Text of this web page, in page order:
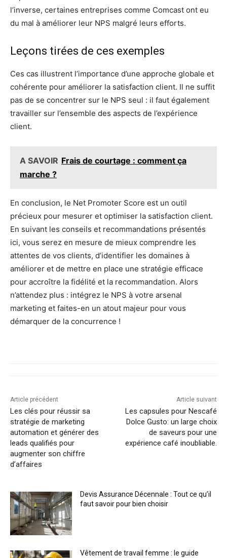
l’inverse, certaines entreprises comme Comcast ont eu
du mal à améliorer leur NPS malgré leurs efforts.
Leçons tirées de ces exemples
Ces cas illustrent l’importance d’une approche globale et
cohérente pour améliorer la satisfaction client. Il ne suffit
pas de se concentrer sur le NPS seul : il faut également
travailler sur l’ensemble des aspects de l’expérience
client.
A SAVOIR Frais de courtage : comment ça
marche ?
En conclusion, le Net Promoter Score est un outil
précieux pour mesurer et optimiser la satisfaction client.
En suivant les conseils et recommandations présentés
ici, vous serez en mesure de mieux comprendre les
attentes de vos clients, d’identifier les domaines à
améliorer et de mettre en place une stratégie efficace
pour accroître la fidélité et la recommandation. Alors
n’attendez plus : intégrez le NPS à votre arsenal
marketing et faites-en un atout majeur pour vous
démarquer de la concurrence !
Article précédent
Les clés pour réussir sa
stratégie de marketing
automation et générer des
leads qualifiés pour
augmenter son chiffre
d’affaires
Article suivant
Les capsules pour Nescafé
Dolce Gusto: un large choix
de saveurs pour une
expérience café inoubliable.
Devis Assurance Décennale : Tout ce qu’il
faut savoir pour bien choisir
Vêtement de travail femme : le guide